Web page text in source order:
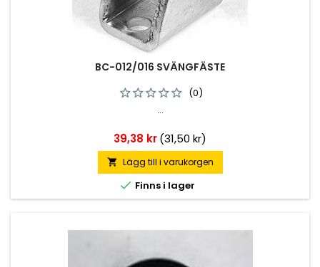
BC-012/016 SVÄNGFÄSTE
(0)
...
Pris
39,38 kr(31,50 kr)
 Lägg till i varukorgen
 Finns i lager